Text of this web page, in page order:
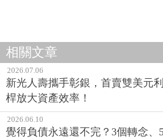
相關文章
2026.07.06
新光人壽攜手彰銀，首賣雙美元
桿放大資產效率！
2026.06.10
覺得負債永遠還不完？3個轉念、